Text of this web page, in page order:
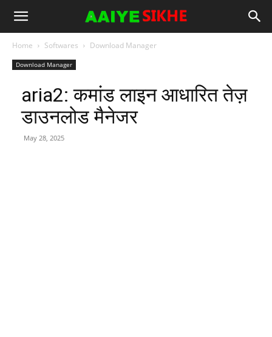
Home Softwares Download Manager
Download Manager
aria2: कमांड लाइन आधारित तेज़
डाउनलोड मैनेजर
May 28, 2025